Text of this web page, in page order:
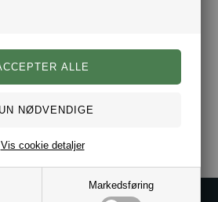
Markedsføring
Vis cookie detaljer